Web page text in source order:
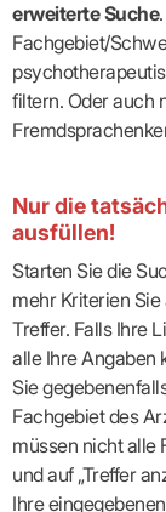
erweiterte Suche
Fachgebiet/
filtern. Oder auch
Nur die
ausfüllen!
Starten Sie die
mehr Kriterien
Treffer. Falls Ihre
alle Ihre Angaben
Sie
Fachgebiet des
müssen nicht alle
und auf „Treffer
Ihre